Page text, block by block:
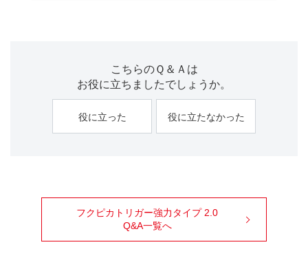
こちらのＱ＆Ａは
お役に立ちましたでしょうか。
役に立った 役に立たなかった
フクピカトリガー強力タイプ 2.0
Q&A一覧へ